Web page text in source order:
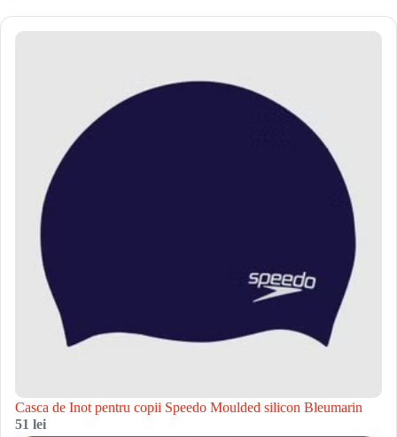
Casca de Inot pentru copii Speedo Moulded silicon Bleumarin
51 lei